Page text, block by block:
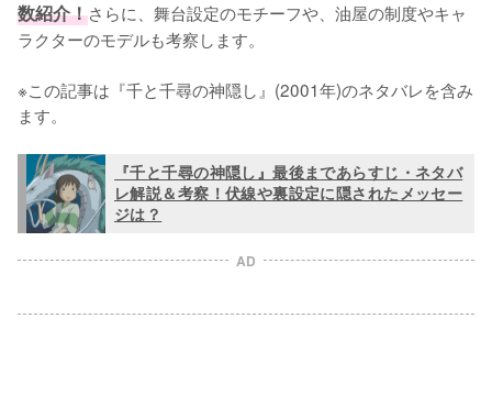
数紹介！さらに、舞台設定のモチーフや、油屋の制度やキャ
ラクターのモデルも考察します。
※この記事は『千と千尋の神隠し』(2001年)のネタバレを含み
ます。
『千と千尋の神隠し』最後まであらすじ・ネタバ
レ解説＆考察！伏線や裏設定に隠されたメッセー
ジは？
AD